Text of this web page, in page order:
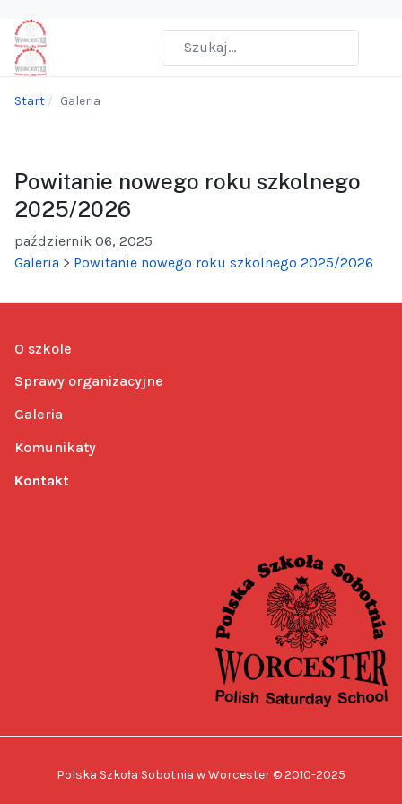
Start Galeria
Powitanie nowego roku szkolnego
2025/2026
październik 06, 2025
Galeria > Powitanie nowego roku szkolnego 2025/2026
O szkole
Sprawy organizacyjne
Galeria
Komunikaty
Kontakt
Polska Szkoła Sobotnia w Worcester © 2010-2025